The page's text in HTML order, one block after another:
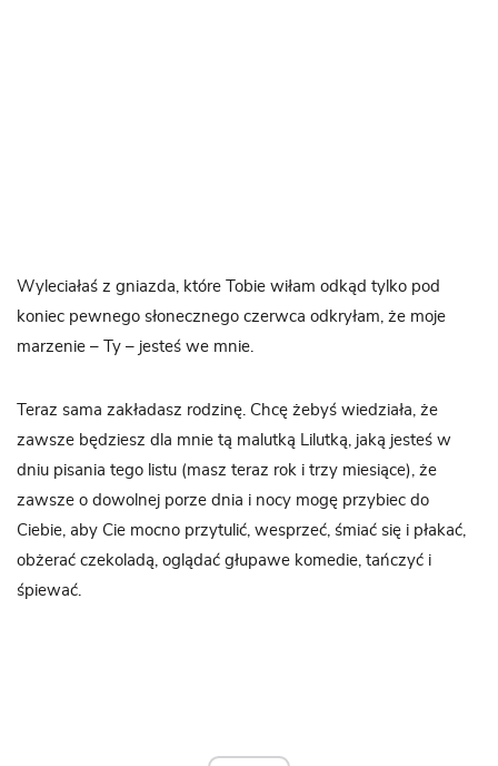
Wyleciałaś z gniazda, które Tobie wiłam odkąd tylko pod
koniec pewnego słonecznego czerwca odkryłam, że moje
marzenie – Ty – jesteś we mnie.
Teraz sama zakładasz rodzinę. Chcę żebyś wiedziała, że
zawsze będziesz dla mnie tą malutką Lilutką, jaką jesteś w
dniu pisania tego listu (masz teraz rok i trzy miesiące), że
zawsze o dowolnej porze dnia i nocy mogę przybiec do
Ciebie, aby Cie mocno przytulić, wesprzeć, śmiać się i płakać,
obżerać czekoladą, oglądać głupawe komedie, tańczyć i
śpiewać.